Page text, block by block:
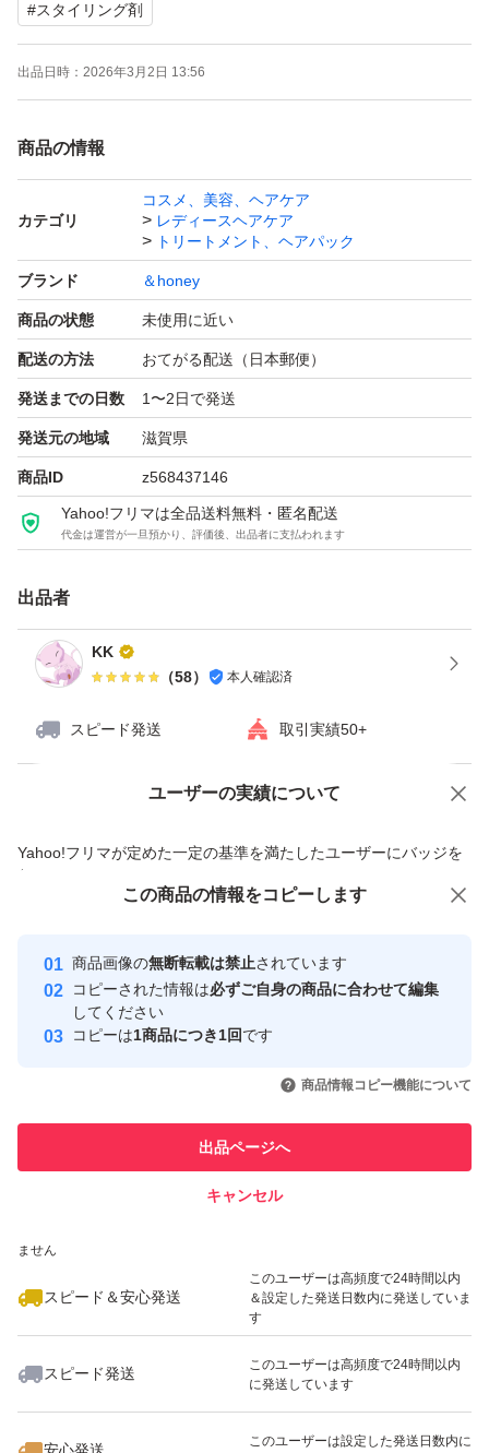
#スタイリング剤
出品日時： 2026年3月2日 13:56
商品の情報
カテゴリ
コスメ、美容、ヘアケア
レディースヘアケア
トリートメント、ヘアパック
ブランド ＆honey
商品の状態 未使用に近い
配送の方法 おてがる配送（日本郵便）
発送までの日数 1〜2日で発送
発送元の地域 滋賀県
商品ID z568437146
Yahoo!フリマは全品送料無料・匿名配送
代金は運営が一旦預かり、評価後、出品者に支払われます
出品者
KK
（58） 本人確認済
スピード発送 取引実績50+
ユーザーの実績について
Yahoo!フリマが定めた一定の基準を満たしたユーザーにバッジを
付与しています
安心取引出品者
心・安全なユーザーです
取引実績
引を完了させた実績があります
での取引実績があります
ません
スピード＆安心発送
このユーザーは高頻度で24時間以内
＆設定した発送日数内に発送していま
す
スピード発送
このユーザーは高頻度で24時間以内
に発送しています
このユーザーは設定した発送日数内に
価格の相談 商品への質問
この商品の情報をコピーします
商品画像の無断転載は禁止されています
コピーされた情報は必ずご自身の商品に合わせて編集
してください
コピーは1商品につき1回です
商品情報コピー機能について
出品ページへ
キャンセル
この商品をみている人にオススメ
いいね！
1,190